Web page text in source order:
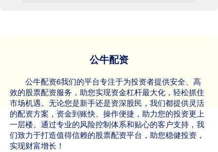
公牛配资
公牛配资6我们的平台专注于为投资者提供安全、高
效的股票配资服务，助您实现资金杠杆最大化，轻松抓住
市场机遇。无论您是新手还是资深股民，我们都提供灵活
的配资方案，资金到账快、操作便捷，助力您的投资更上
一层楼。通过专业的风险控制体系和贴心的客户支持，我
们致力于打造值得信赖的股票配资平台，助您稳健投资，
实现财富增长！